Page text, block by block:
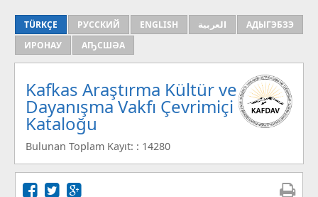
TÜRKÇE РУССКИЙ ENGLISH العربية
АДЫГЭБЗЭ
ИРОНАУ
АҦСШӘА
Kafkas Araştırma Kültür ve
Dayanışma Vakfı Çevrimiçi
Kataloğu
Bulunan Toplam Kayıt: : 14280